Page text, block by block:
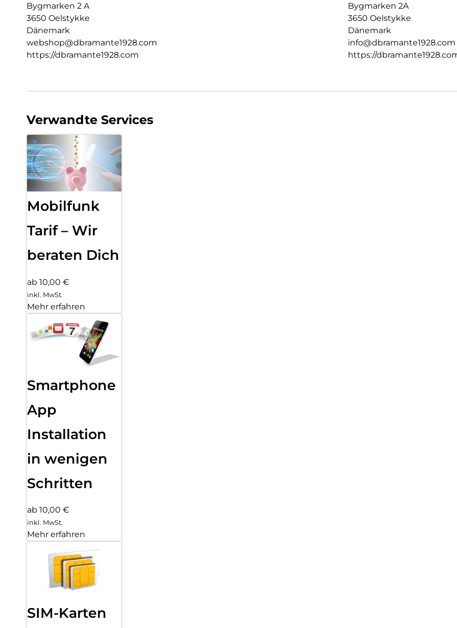
Bygmarken 2 A
3650 Oelstykke
Dänemark
webshop@dbramante1928.com
https://dbramante1928.com
Bygmarken 2A
3650 Oelstykke
Dänemark
info@dbramante1928.com
https://
Verwandte Services
Mobilfunk
Tarif – Wir
beraten Dich
ab 10,00 €
inkl. MwSt.
Mehr erfahren
Smartphone
App
Installation
in wenigen
Schritten
ab 10,00 €
inkl. MwSt.
Mehr erfahren
SIM-Karten